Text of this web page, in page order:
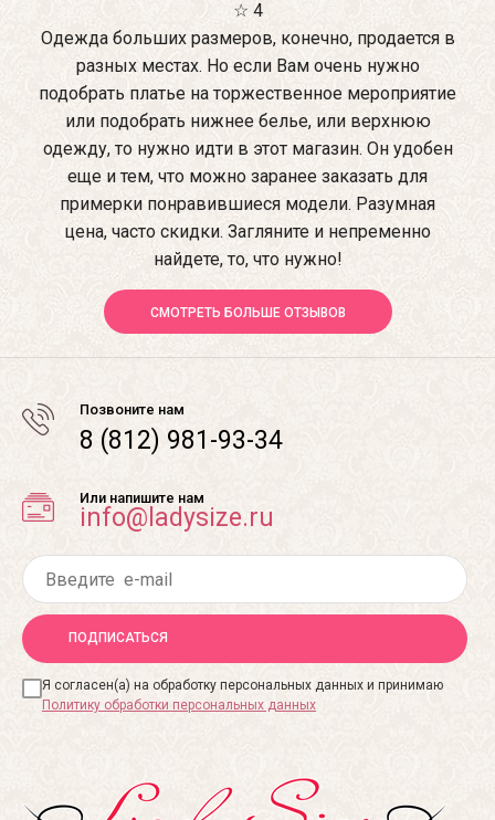
☆ 4
Одежда больших размеров, конечно, продается в
разных местах. Но если Вам очень нужно
подобрать платье на торжественное мероприятие
или подобрать нижнее белье, или верхнюю
одежду, то нужно идти в этот магазин. Он удобен
еще и тем, что можно заранее заказать для
примерки понравившиеся модели. Разумная
цена, часто скидки. Загляните и непременно
найдете, то, что нужно!
СМОТРЕТЬ БОЛЬШЕ ОТЗЫВОВ
Позвоните нам
8 (812) 981-93-34
Или напишите нам
info@ladysize.ru
ПОДПИСАТЬСЯ
Я согласен(а) на обработку персональных данных и принимаю
Политику обработки персональных данных